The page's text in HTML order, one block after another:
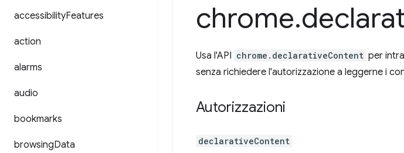
accessibilityFeatures
action
alarms
audio
bookmarks
browsingData
chrome.
Usa l'API chrome.declarativeContent per
senza richiedere l'autorizzazione a leggerne i
Autorizzazioni
declarativeContent